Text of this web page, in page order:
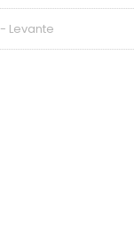
- Levante